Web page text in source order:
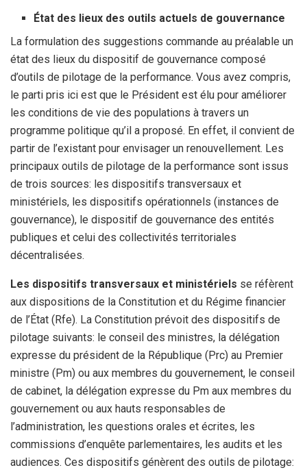
État des lieux des outils actuels de gouvernance
La formulation des suggestions commande au préalable un
état des lieux du dispositif de gouvernance composé
d’outils de pilotage de la performance. Vous avez compris,
le parti pris ici est que le Président est élu pour améliorer
les conditions de vie des populations à travers un
programme politique qu’il a proposé. En effet, il convient de
partir de l’existant pour envisager un renouvellement. Les
principaux outils de pilotage de la performance sont issus
de trois sources: les dispositifs transversaux et
ministériels, les dispositifs opérationnels (instances de
gouvernance), le dispositif de gouvernance des entités
publiques et celui des collectivités territoriales
décentralisées.
Les dispositifs transversaux et ministériels se réfèrent
aux dispositions de la Constitution et du Régime financier
de l’État (Rfe). La Constitution prévoit des dispositifs de
pilotage suivants: le conseil des ministres, la délégation
expresse du président de la République (Prc) au Premier
ministre (Pm) ou aux membres du gouvernement, le conseil
de cabinet, la délégation expresse du Pm aux membres du
gouvernement ou aux hauts responsables de
l’administration, les questions orales et écrites, les
commissions d’enquête parlementaires, les audits et les
audiences. Ces dispositifs génèrent des outils de pilotage: